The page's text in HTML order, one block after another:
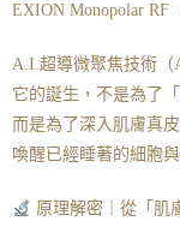
EXION Monopolar RF
A.I.超導微聚焦技術（
它的誕生，不是為了
而是為了深入肌膚真
喚醒已經睡著的細胞
原理解密｜從「肌